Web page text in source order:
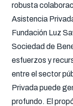
robusta
Asistencia
Fundación Luz
Sociedad de
esfuerzos y
entre el sector
Privada puede
profundo. El